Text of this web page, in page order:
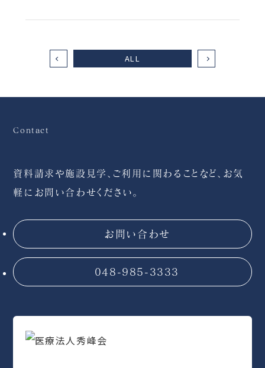
ALL
Contact
資料請求や施設見学、ご利用に関わることなど、 お気
軽にお問い合わせください。
お問い合わせ
048-985-3333